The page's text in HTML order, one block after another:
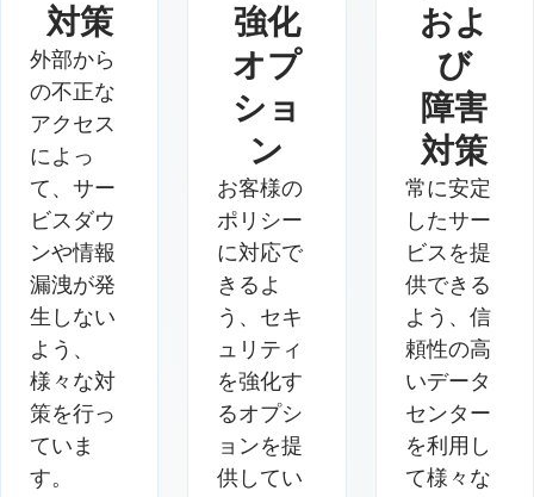
対策
外部から
の不正な
アクセス
によっ
て、サー
ビスダウ
ンや情報
漏洩が発
生しない
よう、
様々な対
策を行っ
ていま
す。
強化
オプ
ショ
ン
お客様の
ポリシー
に対応で
きるよ
う、セキ
ュリティ
を強化す
るオプシ
ョンを提
供してい
およ
び
障害
対策
常に安定
したサー
ビスを提
供できる
よう、信
頼性の高
いデータ
センター
を利用し
て様々な